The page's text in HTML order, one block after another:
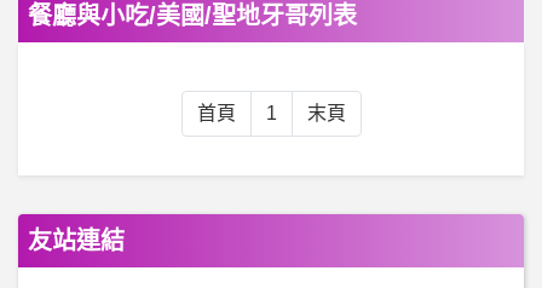
耳
機- ADX5000耳機系統升級請教 ADX5000耳機系統升級請教
餐廳與小吃/美國/聖地牙哥列表
首頁 1 末頁
友站連結